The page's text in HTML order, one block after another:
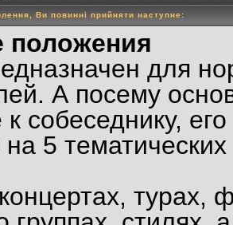
Ви повинні прийняти наступне:
положения
для
А посему
к собеседнику,
5
турах,